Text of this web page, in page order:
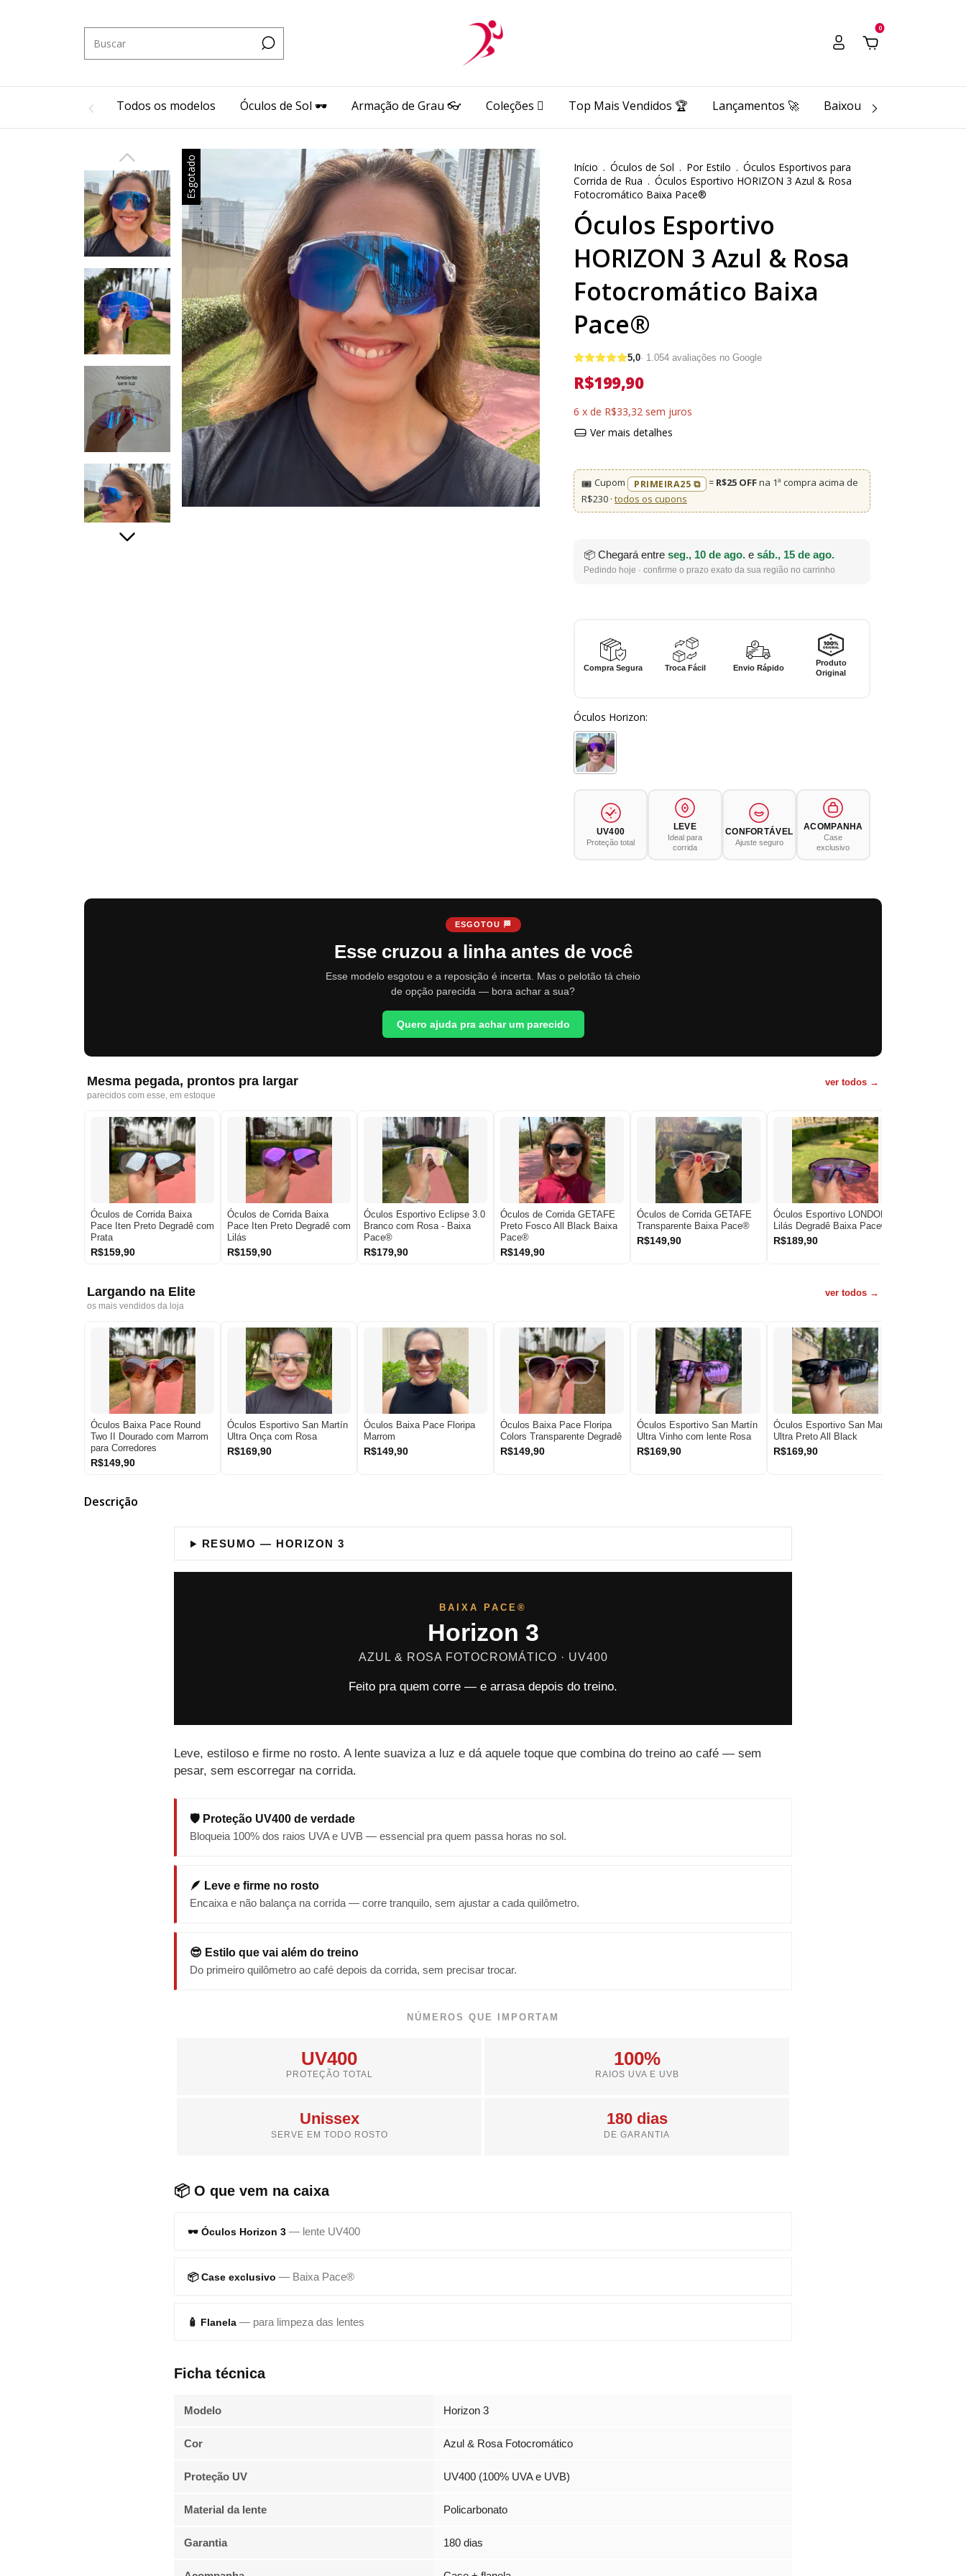
0
Todos os modelos Óculos de Sol 🕶️ Armação de Grau 👓 Coleções 🫆 Top Mais Vendidos 🏆 Lançamentos 🚀 Baixou o Pace 🔥
Esgotado Início . Óculos de Sol . Por Estilo . Óculos Esportivos para
Corrida de Rua . Óculos Esportivo HORIZON 3 Azul & Rosa
Fotocromático Baixa Pace®
Óculos Esportivo
HORIZON 3 Azul & Rosa
Fotocromático Baixa
Pace®
5,0· 1.054 avaliações no Google
R$199,90
6 x de R$33,32 sem juros
Ver mais detalhes
🎟️ Cupom PRIMEIRA25 ⧉ = R$25 OFFna 1ª compra acima de
R$230 · todos os cupons
📦 Chegará entre seg., 10 de ago. e sáb., 15 de ago.
Pedindo hoje · confirme o prazo exato da sua região no carrinho
Compra Segura Troca Fácil Envio Rápido
Produto
Original
Óculos Horizon:
UV400
Proteção total
LEVE
Ideal para
corrida
CONFORTÁVEL
Ajuste seguro
ACOMPANHA
Case
exclusivo
ESGOTOU 🏁
Esse cruzou a linha antes de você
Esse modelo esgotou e a reposição é incerta. Mas o pelotão tá cheio
de opção parecida — bora achar a sua?
Quero ajuda pra achar um parecido
Mesma pegada, prontos pra largar
parecidos com esse, em estoque
ver todos →
Óculos de Corrida Baixa
Pace Iten Preto Degradê com
Prata
R$159,90
Óculos de Corrida Baixa
Pace Iten Preto Degradê com
Lilás
R$159,90
Óculos Esportivo Eclipse 3.0
Branco com Rosa - Baixa
Pace®
R$179,90
Óculos de Corrida GETAFE
Preto Fosco All Black Baixa
Pace®
R$149,90
Óculos de Corrida GETAFE
Transparente Baixa Pace®
R$149,90
Óculos Esportivo LONDON
Lilás Degradê Baixa Pace®
R$189,90
Largando na Elite
os mais vendidos da loja
ver todos →
Óculos Baixa Pace Round
Two II Dourado com Marrom
para Corredores
R$149,90
Óculos Esportivo San Martín
Ultra Onça com Rosa
R$169,90
Óculos Baixa Pace Floripa
Marrom
R$149,90
Óculos Baixa Pace Floripa
Colors Transparente Degradê
R$149,90
Óculos Esportivo San Martín
Ultra Vinho com lente Rosa
R$169,90
Óculos Esportivo San Martín
Ultra Preto All Black
R$169,90
Descrição
RESUMO — HORIZON 3
BAIXA PACE®
Horizon 3
AZUL & ROSA FOTOCROMÁTICO · UV400
Feito pra quem corre — e arrasa depois do treino.
Leve, estiloso e firme no rosto. A lente suaviza a luz e dá aquele toque que combina do treino ao café — sem
pesar, sem escorregar na corrida.
🛡️ Proteção UV400 de verdade
Bloqueia 100% dos raios UVA e UVB — essencial pra quem passa horas no sol.
🪶 Leve e firme no rosto
Encaixa e não balança na corrida — corre tranquilo, sem ajustar a cada quilômetro.
😎 Estilo que vai além do treino
Do primeiro quilômetro ao café depois da corrida, sem precisar trocar.
NÚMEROS QUE IMPORTAM
UV400
PROTEÇÃO TOTAL
100%
RAIOS UVA E UVB
Unissex
SERVE EM TODO ROSTO
180 dias
DE GARANTIA
📦 O que vem na caixa
🕶️ Óculos Horizon 3 — lente UV400
📦 Case exclusivo — Baixa Pace®
🧴 Flanela — para limpeza das lentes
Ficha técnica
Modelo Horizon 3
Cor Azul & Rosa Fotocromático
Proteção UV UV400 (100% UVA e UVB)
Material da lente Policarbonato
Garantia 180 dias